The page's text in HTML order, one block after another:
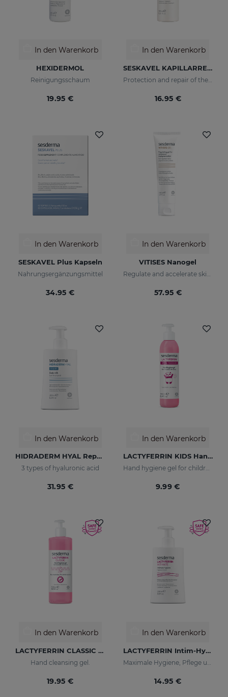
In den Warenkorb
HEXIDERMOL
Reinigungsschaum
19.95 €
In den Warenkorb
SESKAVEL KAPILLARREPARATUR
Protection and repair of the stem and split ends which regain their natural look.
16.95 €
In den Warenkorb
SESKAVEL Plus Kapseln
Nahrungsergänzungsmittel
34.95 €
In den Warenkorb
VITISES Nanogel
57.95 €
In den Warenkorb
HIDRADERM HYAL Repair Body Milk
3 types of hyaluronic acid
31.95 €
In den Warenkorb
LACTYFERRIN KIDS Hand Cleansing Gel 190ml
Hand hygiene gel for children
9.99 €
In den Warenkorb
LACTYFERRIN CLASSIC Hand Hygiene Gel 500ml
Hand cleansing gel.
19.95 €
In den Warenkorb
LACTYFERRIN Intim-Hygiene-Gel 200 Ml
14.95 €